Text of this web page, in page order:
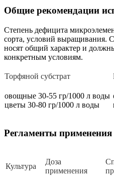
Общие рекомендации
Степень дефицита
сорта, условий выращивания.
носят общий характер и
конкретным условиям.
Торфяной субстрат
овощные 30-55 гр/1000 л воды
цветы 30-80 гр/1000 л воды
Регламенты применения
Культура
Доза
применения